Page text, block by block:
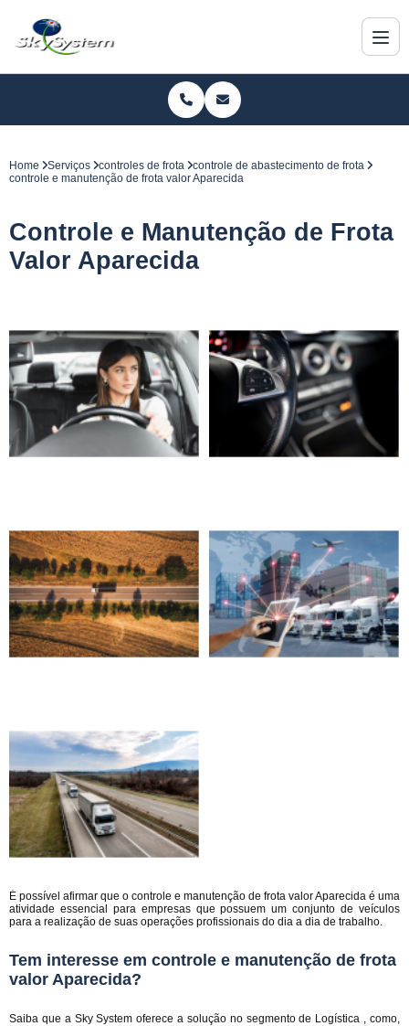
Home Serviços controles de frota
controle de abastecimento de frota
controle e manutenção de frota valor Aparecida
Controle e Manutenção de Frota
Valor Aparecida
É possível afirmar que o controle e manutenção de frota valor Aparecida é uma
atividade essencial para empresas que possuem um conjunto de veículos
para a realização de suas operações profissionais do dia a dia de trabalho.
Tem interesse em controle e manutenção de frota
valor Aparecida?
Saiba que a Sky System oferece a solução no segmento de Logística , como,